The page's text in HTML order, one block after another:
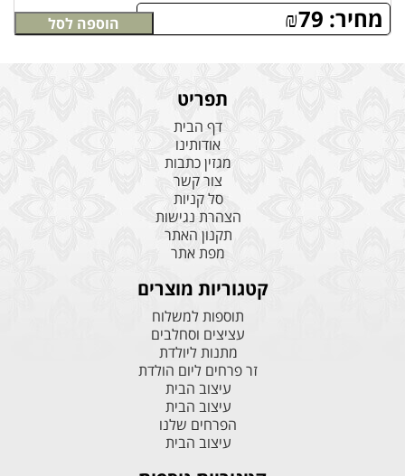
מחיר: ₪79 הוספה לסל
תפריט
דף הבית
אודותינו
מגזין כתבות
צור קשר
סל קניות
הצהרת נגישות
תקנון האתר
מפת אתר
קטגוריות מוצרים
תוספות למשלוח
עציצים וסחלבים
מתנות ליולדת
זר פרחים ליום הולדת
עיצוב הבית
עיצוב הבית
הפרחים שלנו
עיצוב הבית